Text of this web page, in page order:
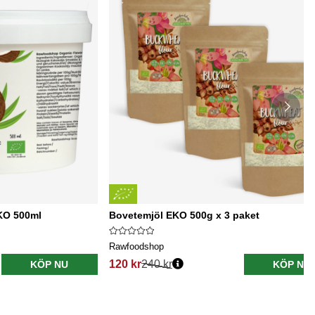
500ml
KÖP NU
Bovetemjöl EKO 500g x 3 paket
Rawfoodshop
120 kr240 kr KÖP NU